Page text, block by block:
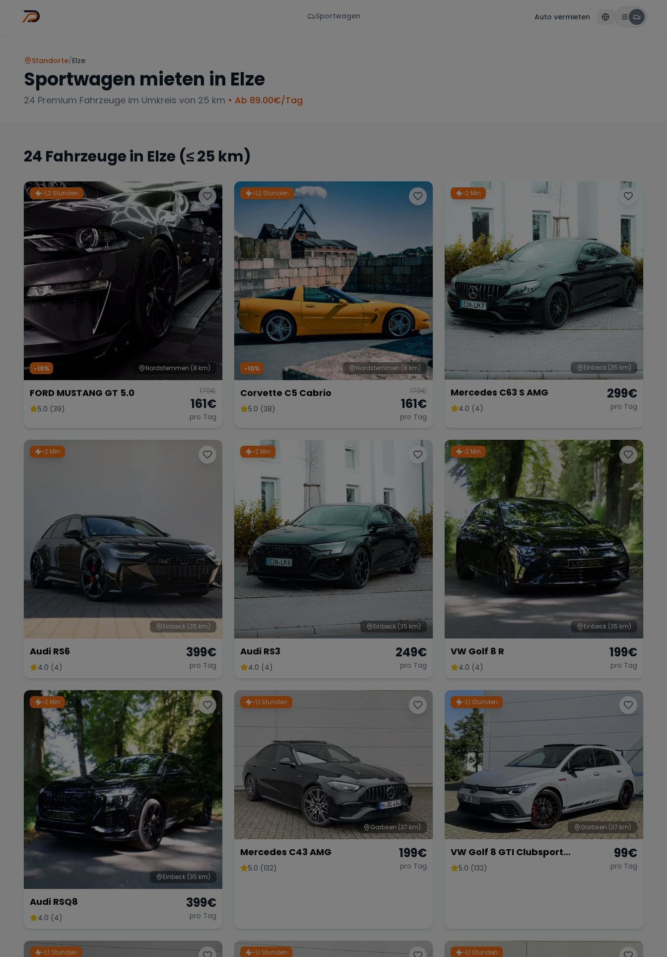
Sportwagen Auto vermieten
Standorte/Elze
Sportwagen mieten in Elze
24 Premium Fahrzeuge im Umkreis von 25 km • Ab 89.00€/Tag
24 Fahrzeuge in Elze (≤ 25 km)
~1,2 Stunden
Nordstemmen (8 km)
-10%
FORD MUSTANG GT 5.0
5.0 (39)
179€
161€
pro Tag
~1,2 Stunden
Nordstemmen (8 km)
-10%
Corvette C5 Cabrio
5.0 (38)
179€
161€
pro Tag
~2 Min
Einbeck (35 km)
Mercedes C63 S AMG
4.0 (4)
299€
pro Tag
~2 Min
Einbeck (35 km)
Audi RS6
4.0 (4)
399€
pro Tag
~2 Min
Einbeck (35 km)
Audi RS3
4.0 (4)
249€
pro Tag
~2 Min
Einbeck (35 km)
VW Golf 8 R
4.0 (4)
199€
pro Tag
~2 Min
Einbeck (35 km)
Audi RSQ8
4.0 (4)
399€
pro Tag
~1,1 Stunden
Garbsen (37 km)
Mercedes C43 AMG
5.0 (132)
199€
pro Tag
~1,1 Stunden
Garbsen (37 km)
VW Golf 8 GTI Clubsport
Akrapovic
5.0 (132)
99€
pro Tag
~1,1 Stunden ~1,1 Stunden ~1,1 Stunden